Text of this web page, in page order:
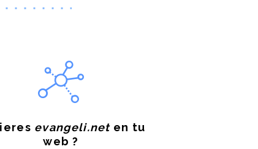
evangeli.neten tu
web ?